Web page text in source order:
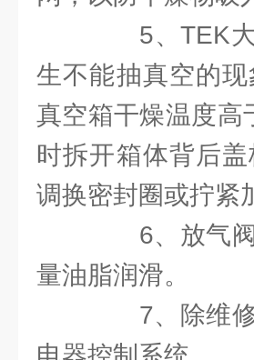
5、TEK大
生不能抽真空的
真空箱干燥温度
时拆开箱体背后
调换密封圈或拧紧
6、放气阀
量油脂润滑。
7、除维修